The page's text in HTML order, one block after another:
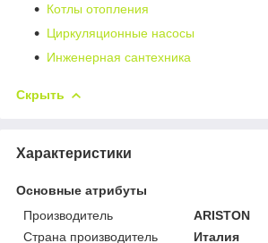
Котлы отопления
Циркуляционные насосы
Инженерная сантехника
Скрыть
Характеристики
Основные атрибуты
Производитель
ARISTON
Страна производитель
Италия